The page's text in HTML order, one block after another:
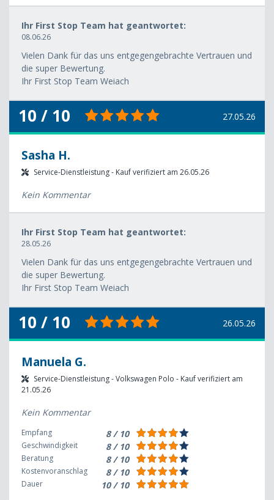
Ihr First Stop Team hat geantwortet:
08.06.26
Vielen Dank für das uns entgegengebrachte Vertrauen und
die super Bewertung.
Ihr First Stop Team Weiach
10 / 10 27.05.26
Sasha H.
Service-Dienstleistung - Kauf verifiziert am 26.05.26
Kein Kommentar
Ihr First Stop Team hat geantwortet:
28.05.26
Vielen Dank für das uns entgegengebrachte Vertrauen und
die super Bewertung.
Ihr First Stop Team Weiach
10 / 10 26.05.26
Manuela G.
Service-Dienstleistung - Volkswagen Polo - Kauf verifiziert am
21.05.26
Kein Kommentar
Empfang 8 / 10
Geschwindigkeit 8 / 10
Beratung 8 / 10
Kostenvoranschlag 8 / 10
Dauer 10 / 10